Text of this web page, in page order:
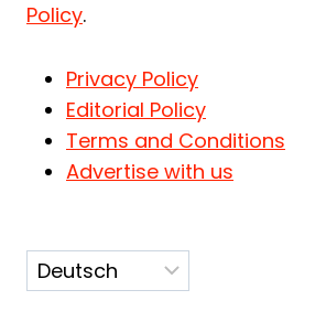
Policy.
Privacy Policy
Editorial Policy
Terms and Conditions
Advertise with us
Sprache
auswählen